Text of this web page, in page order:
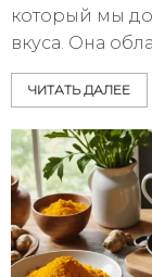
который мы
вкуса. Она
ЧИТАТЬ ДАЛЕЕ